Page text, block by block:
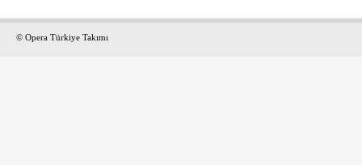
© Opera Türkiye Takımı